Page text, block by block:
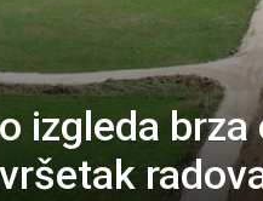
izgleda